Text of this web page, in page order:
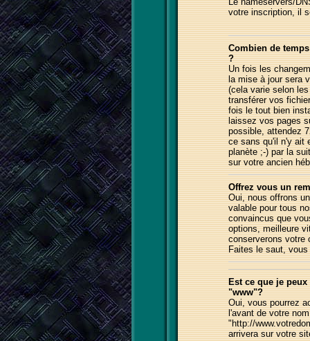
votre inscription, il
Combien de
?
Un fois les
la mise à jour sera
(cela varie selon
transférer vos
fois le tout bien
laissez vos pages
possible, attendez
ce sans qu'il n'y ait
planète ;-) par la
sur votre ancien
Offrez vous un
Oui,nous offrons
valable pour tous
convaincus que
options, meilleure
conserverons votre
Faites le saut,
Est ce que je
"www"?
Oui,vous pourrez
l'avant de votre
"http://www.
arrivera sur votre